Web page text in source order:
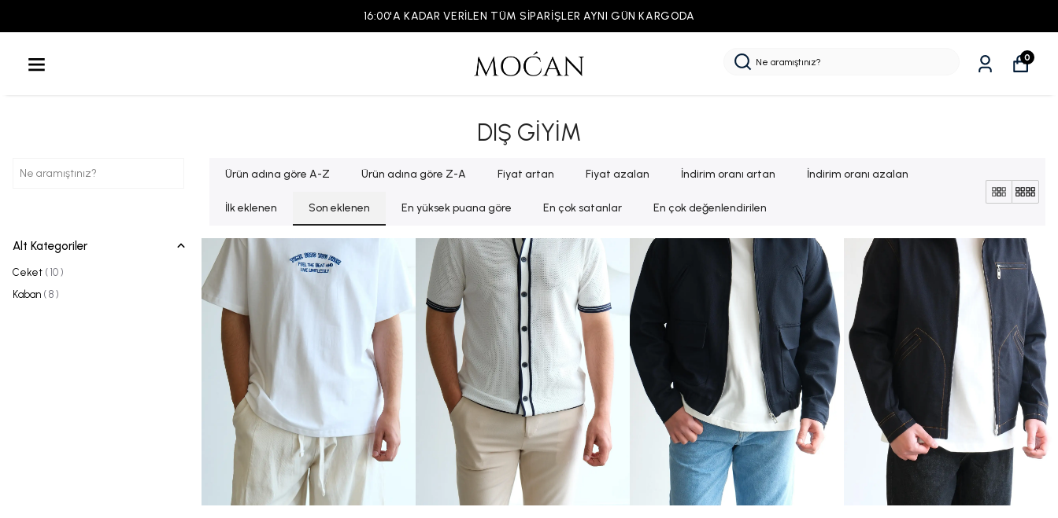
16:00'A KADAR VERİLEN TÜM SİPARİŞLER AYNI GÜN KARGODA
0
DIŞ GİYİM
Ürün adına göre A-Z Ürün adına göre Z-A Fiyat artan Fiyat azalan İndirim oranı artan İndirim oranı azalan
İlk eklenen Son eklenen En yüksek puana göre En çok satanlar En çok değenlendirilen
Alt Kategoriler
Ceket ( 10 )
Kaban ( 8 )